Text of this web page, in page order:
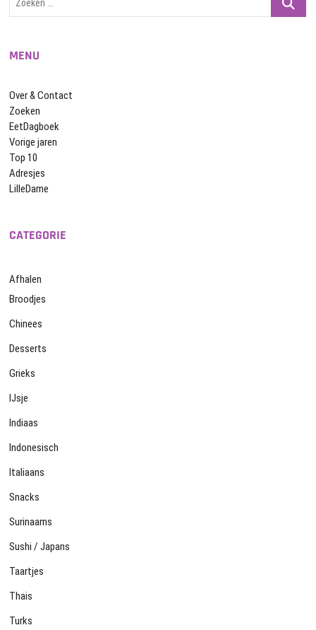
MENU
Over & Contact
Zoeken
EetDagboek
Vorige jaren
Top 10
Adresjes
LilleDame
CATEGORIE
Afhalen
Broodjes
Chinees
Desserts
Grieks
IJsje
Indiaas
Indonesisch
Italiaans
Snacks
Surinaams
Sushi / Japans
Taartjes
Thais
Turks